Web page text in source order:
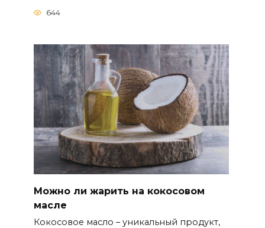
644
Можно ли жарить на кокосовом
масле
Кокосовое масло – уникальный продукт,